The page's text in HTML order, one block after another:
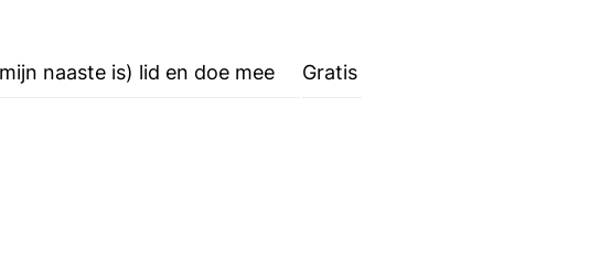
naaste is) lid en doe mee Gratis